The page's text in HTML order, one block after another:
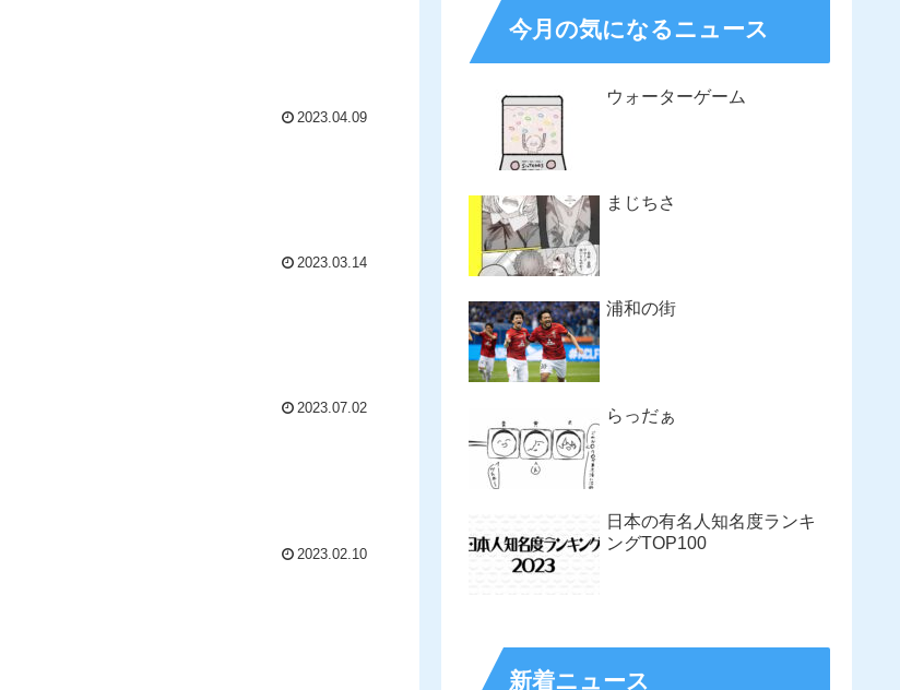
2023.04.09
2023.03.14
2023.07.02
2023.02.10
今月の気になるニュース
ウォーターゲーム
まじちさ
浦和の街
らっだぁ
日本の有名人知名度ランキ
ングTOP100
新着ニュース